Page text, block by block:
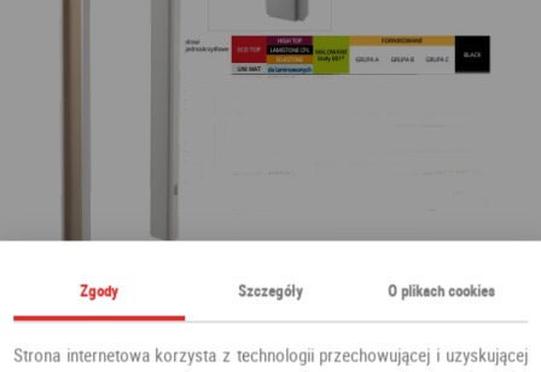
Zgody Szczegóły O plikach cookies
Strona internetowa korzysta z technologii przechowującej i uzyskującej